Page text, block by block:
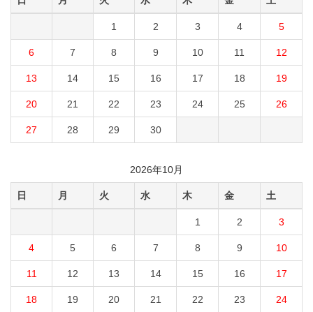
1 2 3 4 5
6 7 8 9 10 11 12
13 14 15 16 17 18 19
20 21 22 23 24 25 26
27 28 29 30
2026年10月
日 月 火 水 木 金 土
1 2 3
4 5 6 7 8 9 10
11 12 13 14 15 16 17
18 19 20 21 22 23 24